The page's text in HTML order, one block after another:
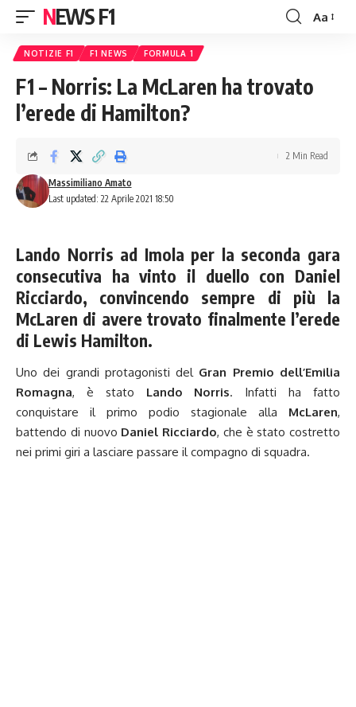
NEWS F1
Font
Aa
NOTIZIE F1 F1 NEWS FORMULA 1
F1 – Norris: La McLaren ha trovato
l’erede di Hamilton?
Last updated: 22 Aprile 2021 18:50
Massimiliano Amato
2 Min Read
Lando Norris ad Imola per la seconda gara
consecutiva ha vinto il duello con Daniel
Ricciardo, convincendo sempre di più la
McLaren di avere trovato finalmente l’erede
di Lewis Hamilton.
Uno dei grandi protagonisti del Gran Premio dell’Emilia
Romagna, è stato Lando Norris. Infatti ha fatto
conquistare il primo podio stagionale alla McLaren,
battendo di nuovo Daniel Ricciardo, che è stato costretto
nei primi giri a lasciare passare il compagno di squadra.